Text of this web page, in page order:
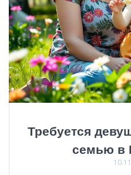
Требуется
семью в